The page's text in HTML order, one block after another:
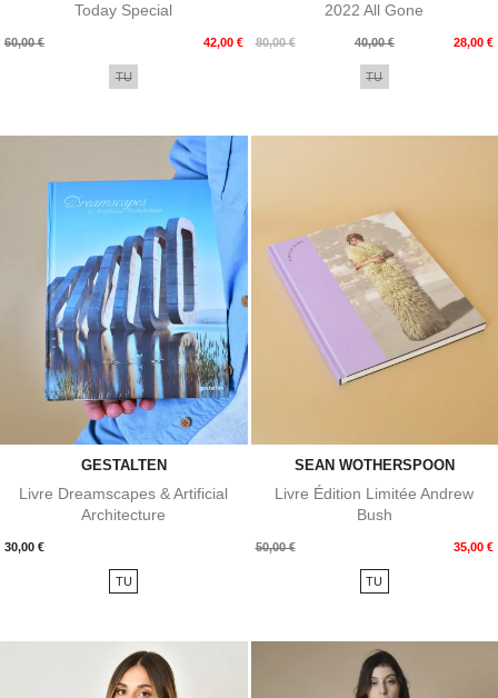
Today Special
Prix
60,00 € 42,00 €
Prix
TU
2022 All Gone
80,00 €
Prix
40,00 € 28,00 €
Prix
TU
GESTALTEN
Livre Dreamscapes & Artificial
Architecture
30,00 €
Prix
TU
SEAN WOTHERSPOON
Livre Édition Limitée Andrew
Bush
Prix
50,00 € 35,00 €
Prix
TU